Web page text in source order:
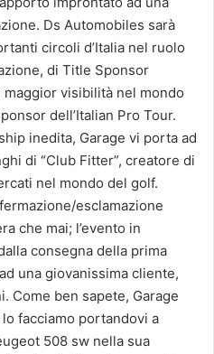
Ds Automobiles sarà
circoli d’Italia nel ruolo
di Title Sponsor
maggior visibilità nel mondo
dell’Italian Pro Tour.
inedita, Garage vi porta ad
di “Club Fitter”, creatore di
nel mondo del golf.
esclamazione
che mai; l’evento in
consegna della prima
una giovanissima cliente,
Come ben sapete, Garage
facciamo portandovi a
508 sw nella sua